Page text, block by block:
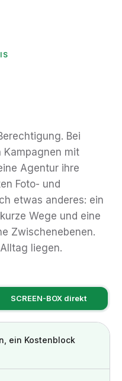
Bei
Kampagnen mit
Agentur ihre
Foto- und
etwas anderes: ein
Wege und eine
Zwischenebenen.
liegen.
SCREEN-BOX direkt
ein Kostenblock